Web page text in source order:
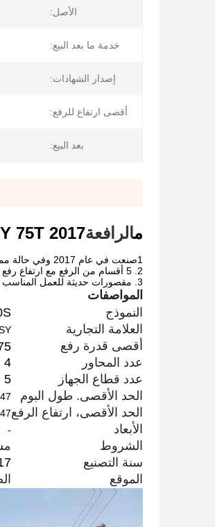
الأصل:
خدمة ما بعد البيع:
إصدار الشهادات:
أقصى ارتفاع للرفع:
بعد البيع:
مالرافعة2017 SY 75T رافعة الشاحنة رافعة الرفع الأرضية
1صنعت في عام 2017 وفي حالة ممتازة
2. 5 أقسام من الرفع مع ارتفاع رفع أقصى 47m
3. مقصورات حديثة للعمل المناسب والقيادة المريحة
المواصفات
النموذج
العلامة التجارية
أقصى قدرة رفع
75
عدد المحاور
4
عدد قطاع الجهاز
5
الحد الأقصى. طول البوم
47 متر
الحد الأقصى، ارتفاع الرفع47 متر
الأبعاد -
الشروط
سنة التصنيع
الموقع